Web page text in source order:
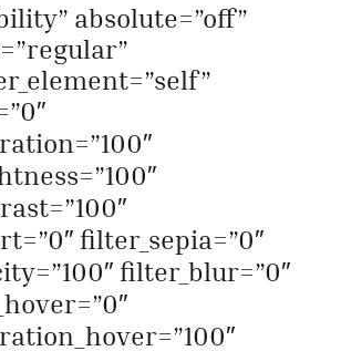
absolute=”off”
filter_sepia=”0″
filter_blur=”0″